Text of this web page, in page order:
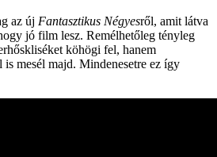
az új Fantasztikus Négyesről, amit látva
jó film lesz. Remélhetőleg tényleg
köhögi fel, hanem
mesél majd. Mindenesetre ez így